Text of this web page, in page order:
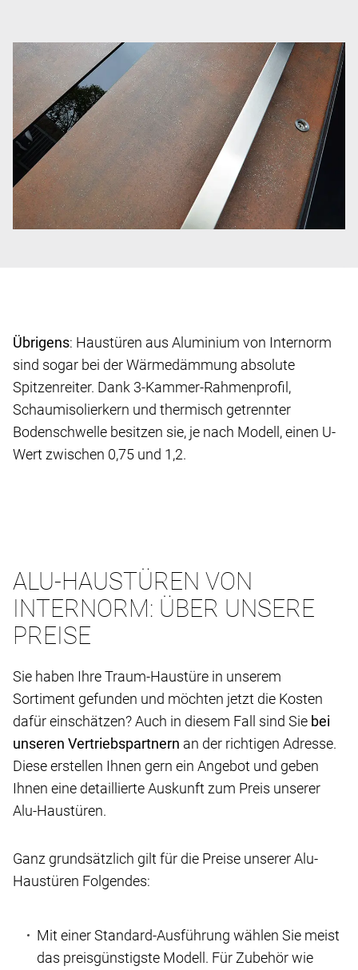
Übrigens: Haustüren aus Aluminium von Internorm
sind sogar bei der Wärmedämmung absolute
Spitzenreiter. Dank 3-Kammer-Rahmenprofil,
Schaumisolierkern und thermisch getrennter
Bodenschwelle besitzen sie, je nach Modell, einen U-
Wert zwischen 0,75 und 1,2.
ALU-HAUSTÜREN VON
INTERNORM: ÜBER UNSERE
PREISE
Sie haben Ihre Traum-Haustüre in unserem
Sortiment gefunden und möchten jetzt die Kosten
dafür einschätzen? Auch in diesem Fall sind Sie bei
unseren Vertriebspartnern an der richtigen Adresse.
Diese erstellen Ihnen gern ein Angebot und geben
Ihnen eine detaillierte Auskunft zum Preis unserer
Alu-Haustüren.
Ganz grundsätzlich gilt für die Preise unserer Alu-
Haustüren Folgendes:
Mit einer Standard-Ausführung wählen Sie meist
das preisgünstigste Modell. Für Zubehör wie